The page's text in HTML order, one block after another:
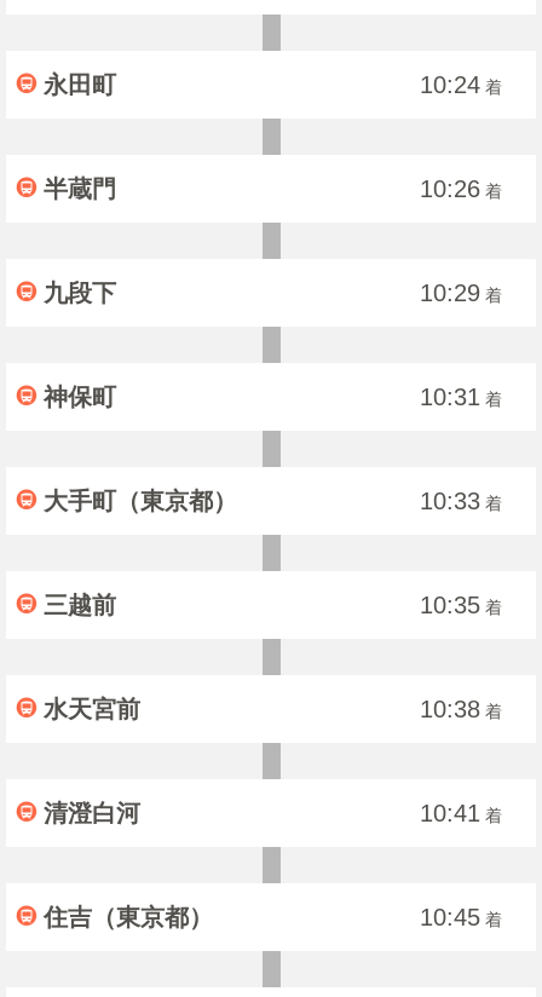
永田町 10:24 着
半蔵門 10:26 着
九段下 10:29 着
神保町 10:31 着
大手町（東京都） 10:33 着
三越前 10:35 着
水天宮前 10:38 着
清澄白河 10:41 着
住吉（東京都） 10:45 着